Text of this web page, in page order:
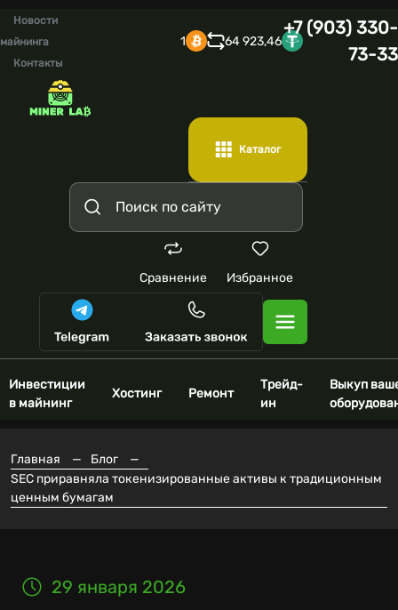
Новости
майнинга
Контакты
1 64 923,46
+7 (903) 330-
73-33
Каталог
Сравнение Избранное
Инвестиции
в майнинг
Хостинг Ремонт
Трейд-
ин
Выкуп
Главная — Блог
—
SEC приравняла токенизированные активы к традиционным
ценным бумагам
29 января 2026